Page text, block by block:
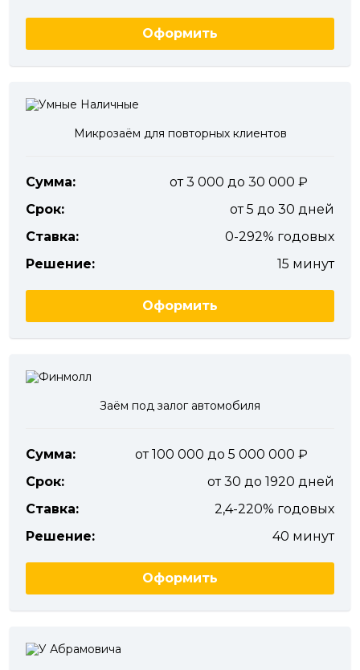
Оформить
Микрозаём для повторных клиентов
Сумма:
от 3 000 до 30 000
Срок:
от 5 до 30 дней
Ставка:
0-292% годовых
Решение:
15 минут
Оформить
Заём под залог автомобиля
Сумма:
от 100 000 до 5 000 000
Срок:
от 30 до 1920 дней
Ставка:
2,4-220% годовых
Решение:
40 минут
Оформить